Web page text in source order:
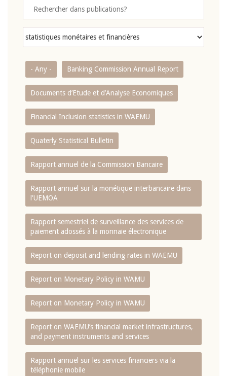
- Any - Banking Commission Annual Report
Documents d’Etude et d’Analyse Economiques
Financial Inclusion statistics in WAEMU
Quaterly Statistical Bulletin
Rapport annuel de la Commission Bancaire
Rapport annuel sur la monétique interbancaire dans
l'UEMOA
Rapport semestriel de surveillance des services de
paiement adossés à la monnaie électronique
Report on deposit and lending rates in WAEMU
Report on Monetary Policy in WAMU
Report on Monetary Policy in WAMU
Report on WAEMU’s financial market infrastructures,
and payment instruments and services
Rapport annuel sur les services financiers via la
téléphonie mobile